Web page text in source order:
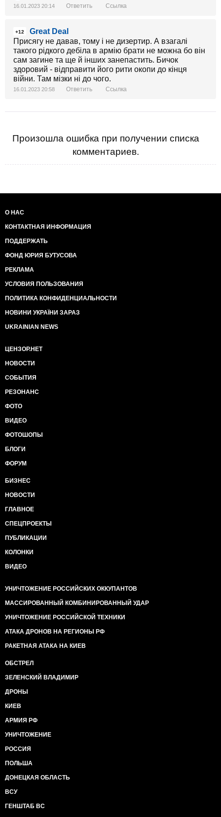
16.01.2023 20:14 Ответить Ссылка
+12
Great Deal
Присягу не давав, тому і не дизертир. А взагалі
такого рідкого дебіла в армію брати не можна бо він
сам загине та ще й інших занепастить. Бичок
здоровий - відправити його рити окопи до кінця
війни. Там мізки ні до чого.
16.01.2023 20:58 Ответить Ссылка
Произошла ошибка при получении списка
комментариев.
О НАС
КОНТАКТНАЯ ИНФОРМАЦИЯ
ПОДДЕРЖАТЬ
ФОНД ЮРИЯ БУТУСОВА
РЕКЛАМА
УСЛОВИЯ ПОЛЬЗОВАНИЯ
ПОЛИТИКА КОНФИДЕНЦИАЛЬНОСТИ
НОВИНИ УКРАЇНИ ЗАРАЗ
UKRAINIAN NEWS
ЦЕНЗОР.НЕТ
НОВОСТИ
СОБЫТИЯ
РЕЗОНАНС
ФОТО
ВИДЕО
ФОТОШОПЫ
БЛОГИ
ФОРУМ
БИЗНЕС
НОВОСТИ
ГЛАВНОЕ
СПЕЦПРОЕКТЫ
ПУБЛИКАЦИИ
КОЛОНКИ
ВИДЕО
УНИЧТОЖЕНИЕ РОССИЙСКИХ ОККУПАНТОВ
МАССИРОВАННЫЙ КОМБИНИРОВАННЫЙ УДАР
УНИЧТОЖЕНИЕ РОССИЙСКОЙ ТЕХНИКИ
АТАКА ДРОНОВ НА РЕГИОНЫ РФ
РАКЕТНАЯ АТАКА НА КИЕВ
ОБСТРЕЛ
ЗЕЛЕНСКИЙ ВЛАДИМИР
ДРОНЫ
КИЕВ
АРМИЯ РФ
УНИЧТОЖЕНИЕ
РОССИЯ
ПОЛЬША
ДОНЕЦКАЯ ОБЛАСТЬ
ВСУ
ГЕНШТАБ ВС